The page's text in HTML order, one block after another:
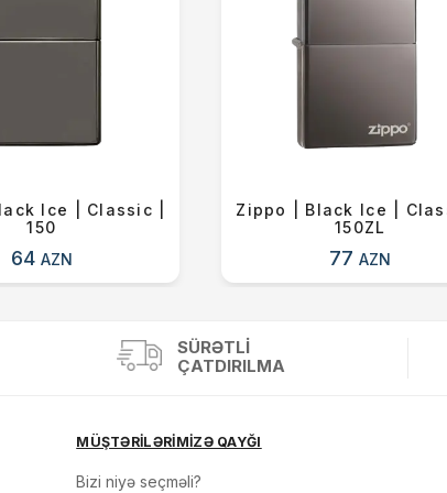
Ice | Classic |
150
64 AZN
Zippo | Black Ice |
150ZL
77AZN
SÜRƏTLI
ÇATDIRILMA
MÜŞTƏRİLƏRİMİZƏ QAYĞI
Bizi niyə seçməli?